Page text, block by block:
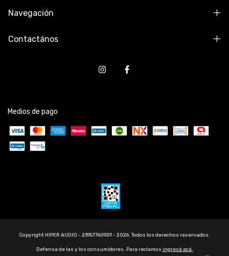
Navegación
Contactános
Medios de pago
Copyright HIPER AUDIO - 23957760929 - 2026. Todos los derechos reservados.
Defensa de las y los consumidores. Para reclamos ingresá acá.